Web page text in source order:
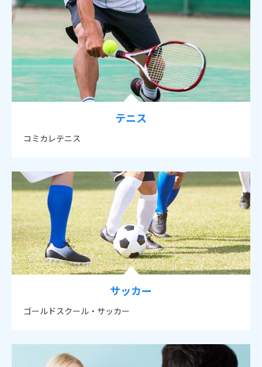
テニス
コミカレテニス
サッカー
ゴールドスクール・サッカー